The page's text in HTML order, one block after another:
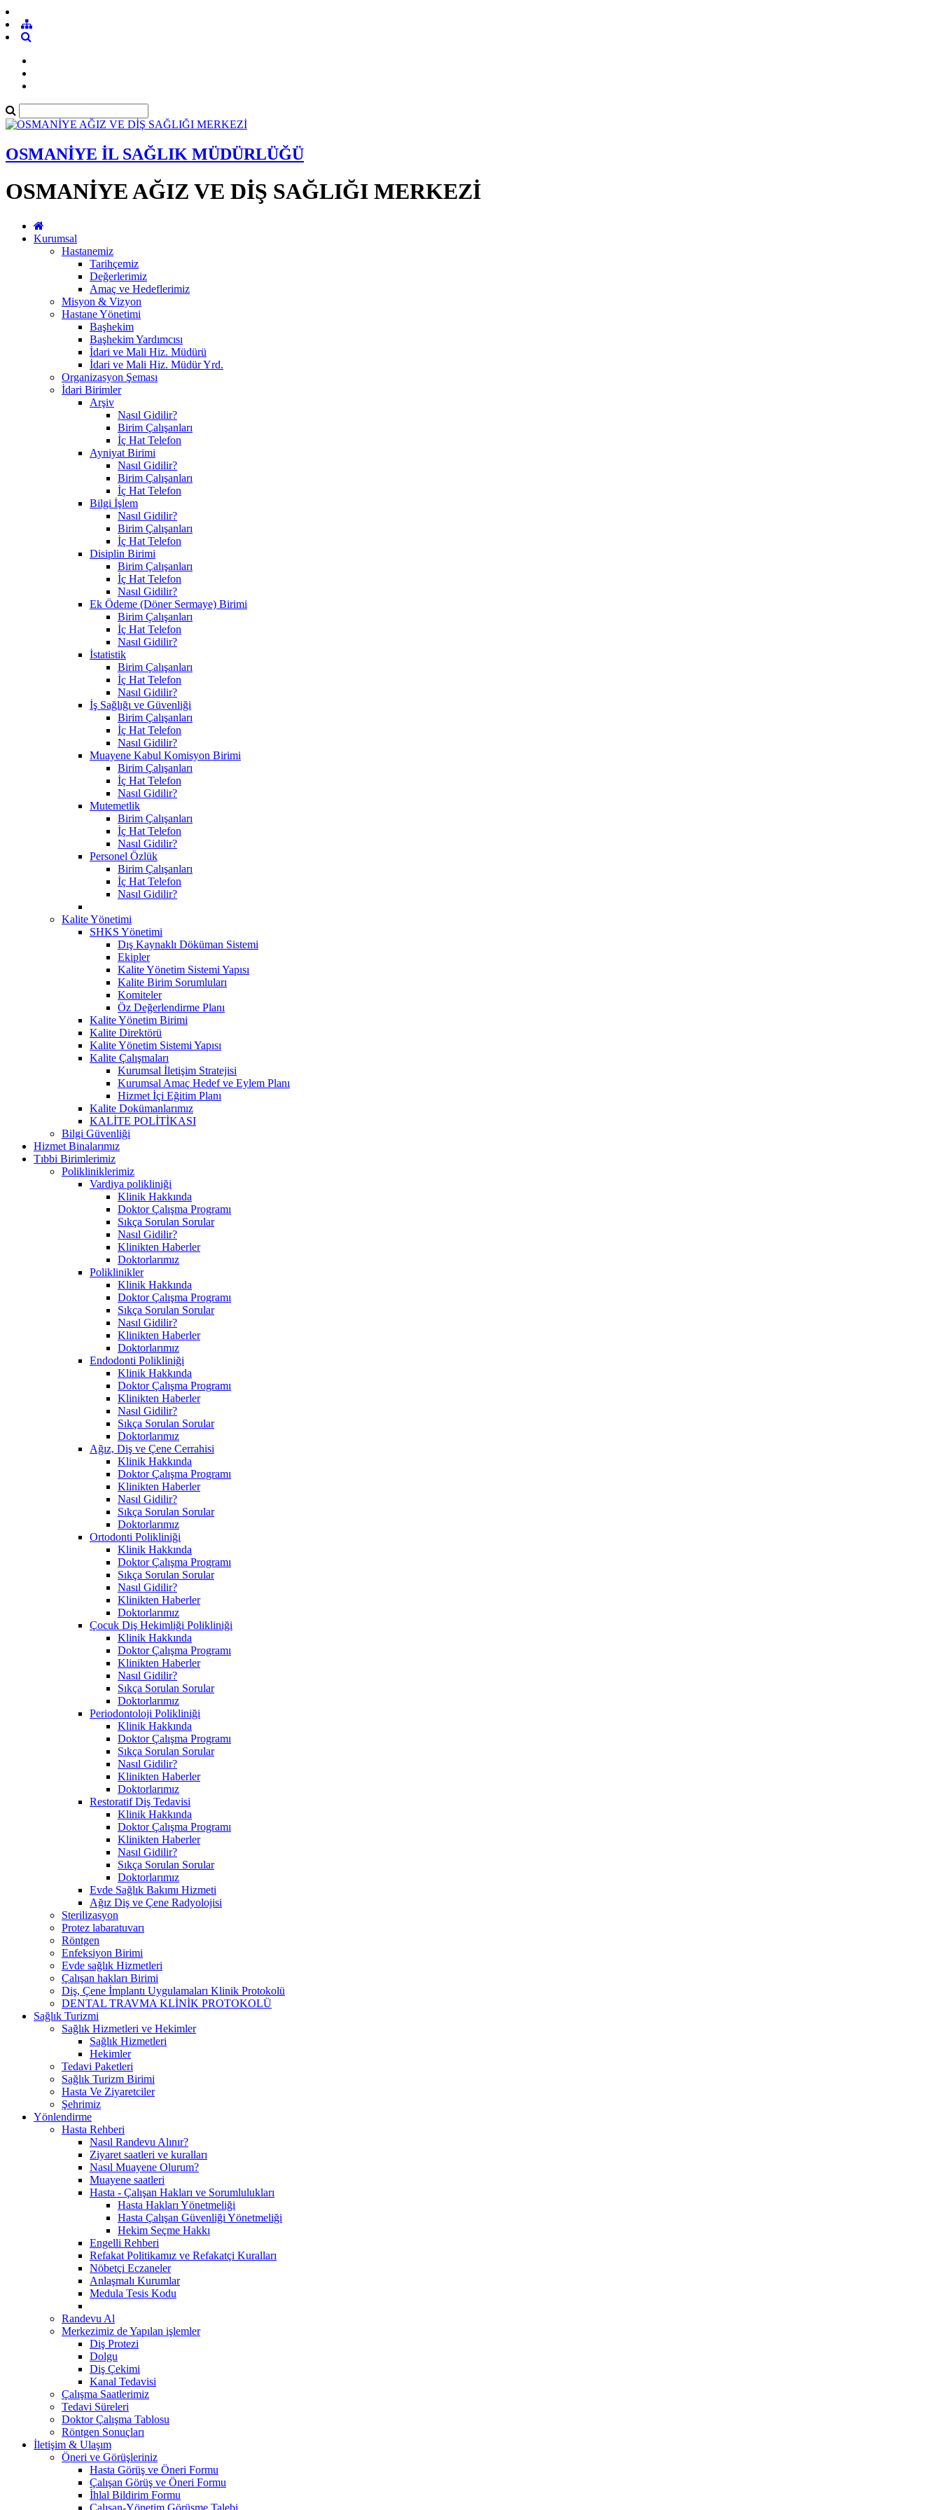
OSMANİYE İL SAĞLIK MÜDÜRLÜĞÜ
OSMANİYE AĞIZ VE DİŞ SAĞLIĞI MERKEZİ
Kurumsal
Hastanemiz
Tarihçemiz
Değerlerimiz
Amaç ve Hedeflerimiz
Misyon & Vizyon
Hastane Yönetimi
Başhekim
Başhekim Yardımcısı
İdari ve Mali Hiz. Müdürü
İdari ve Mali Hiz. Müdür Yrd.
Organizasyon Şeması
İdari Birimler
Arşiv
Nasıl Gidilir?
Birim Çalışanları
İç Hat Telefon
Ayniyat Birimi
Nasıl Gidilir?
Birim Çalışanları
İç Hat Telefon
Bilgi İşlem
Nasıl Gidilir?
Birim Çalışanları
İç Hat Telefon
Disiplin Birimi
Birim Çalışanları
İç Hat Telefon
Nasıl Gidilir?
Ek Ödeme (Döner Sermaye) Birimi
Birim Çalışanları
İç Hat Telefon
Nasıl Gidilir?
İstatistik
Birim Çalışanları
İç Hat Telefon
Nasıl Gidilir?
İş Sağlığı ve Güvenliği
Birim Çalışanları
İç Hat Telefon
Nasıl Gidilir?
Muayene Kabul Komisyon Birimi
Birim Çalışanları
İç Hat Telefon
Nasıl Gidilir?
Mutemetlik
Birim Çalışanları
İç Hat Telefon
Nasıl Gidilir?
Personel Özlük
Birim Çalışanları
İç Hat Telefon
Nasıl Gidilir?
Kalite Yönetimi
SHKS Yönetimi
Dış Kaynaklı Döküman Sistemi
Ekipler
Kalite Yönetim Sistemi Yapısı
Kalite Birim Sorumluları
Komiteler
Öz Değerlendirme Planı
Kalite Yönetim Birimi
Kalite Direktörü
Kalite Yönetim Sistemi Yapısı
Kalite Çalışmaları
Kurumsal İletişim Stratejisi
Kurumsal Amaç Hedef ve Eylem Planı
Hizmet İçi Eğitim Planı
Kalite Dokümanlarımız
KALİTE POLİTİKASI
Bilgi Güvenliği
Hizmet Binalarımız
Tıbbi Birimlerimiz
Polikliniklerimiz
Vardiya polikliniği
Klinik Hakkında
Doktor Çalışma Programı
Sıkça Sorulan Sorular
Nasıl Gidilir?
Klinikten Haberler
Doktorlarımız
Poliklinikler
Klinik Hakkında
Doktor Çalışma Programı
Sıkça Sorulan Sorular
Nasıl Gidilir?
Klinikten Haberler
Doktorlarımız
Endodonti Polikliniği
Klinik Hakkında
Doktor Çalışma Programı
Klinikten Haberler
Nasıl Gidilir?
Sıkça Sorulan Sorular
Doktorlarımız
Ağız, Diş ve Çene Cerrahisi
Klinik Hakkında
Doktor Çalışma Programı
Klinikten Haberler
Nasıl Gidilir?
Sıkça Sorulan Sorular
Doktorlarımız
Ortodonti Polikliniği
Klinik Hakkında
Doktor Çalışma Programı
Sıkça Sorulan Sorular
Nasıl Gidilir?
Klinikten Haberler
Doktorlarımız
Çocuk Diş Hekimliği Polikliniği
Klinik Hakkında
Doktor Çalışma Programı
Klinikten Haberler
Nasıl Gidilir?
Sıkça Sorulan Sorular
Doktorlarımız
Periodontoloji Polikliniği
Klinik Hakkında
Doktor Çalışma Programı
Sıkça Sorulan Sorular
Nasıl Gidilir?
Klinikten Haberler
Doktorlarımız
Restoratif Diş Tedavisi
Klinik Hakkında
Doktor Çalışma Programı
Klinikten Haberler
Nasıl Gidilir?
Sıkça Sorulan Sorular
Doktorlarımız
Evde Sağlık Bakımı Hizmeti
Ağız Diş ve Çene Radyolojisi
Sterilizasyon
Protez labaratuvarı
Röntgen
Enfeksiyon Birimi
Evde sağlık Hizmetleri
Çalışan hakları Birimi
Diş, Çene İmplantı Uygulamaları Klinik Protokolü
DENTAL TRAVMA KLİNİK PROTOKOLÜ
Sağlık Turizmi
Sağlık Hizmetleri ve Hekimler
Sağlık Hizmetleri
Hekimler
Tedavi Paketleri
Sağlık Turizm Birimi
Hasta Ve Ziyaretciler
Şehrimiz
Yönlendirme
Hasta Rehberi
Nasıl Randevu Alınır?
Ziyaret saatleri ve kuralları
Nasıl Muayene Olurum?
Muayene saatleri
Hasta - Çalışan Hakları ve Sorumlulukları
Hasta Hakları Yönetmeliği
Hasta Çalışan Güvenliği Yönetmeliği
Hekim Seçme Hakkı
Engelli Rehberi
Refakat Politikamız ve Refakatçi Kuralları
Nöbetçi Eczaneler
Anlaşmalı Kurumlar
Medula Tesis Kodu
Randevu Al
Merkezimiz de Yapılan işlemler
Diş Protezi
Dolgu
Diş Çekimi
Kanal Tedavisi
Çalışma Saatlerimiz
Tedavi Süreleri
Doktor Çalışma Tablosu
Röntgen Sonuçları
İletişim & Ulaşım
Öneri ve Görüşleriniz
Hasta Görüş ve Öneri Formu
Çalışan Görüş ve Öneri Formu
İhlal Bildirim Formu
Çalışan-Yönetim Görüşme Talebi